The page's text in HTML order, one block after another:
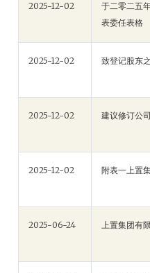
2025-12-02
于二零二五
表委任表格
2025-12-02 致登记股东
2025-12-02 建议修订公
2025-12-02 附表一上置
2025-06-24 上置集团有